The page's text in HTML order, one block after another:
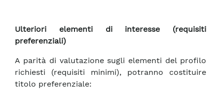
Ulteriori elementi di interesse (requisiti
preferenziali)
A parità di valutazione sugli elementi del profilo
richiesti (requisiti minimi), potranno costituire
titolo preferenziale: